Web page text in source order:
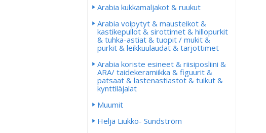
Arabia kukkamaljakot & ruukut
Arabia voipytyt & mausteikot &
kastikepullot & sirottimet & hillopurkit
& tuhka-astiat & tuopit / mukit &
purkit & leikkuulaudat & tarjottimet
Arabia koriste esineet & riisiposliini &
ARA/ taidekeramiikka & figuurit &
patsaat & lastenastiastot & tuikut &
kynttiläjalat
Muumit
Heljä Liukko- Sundström